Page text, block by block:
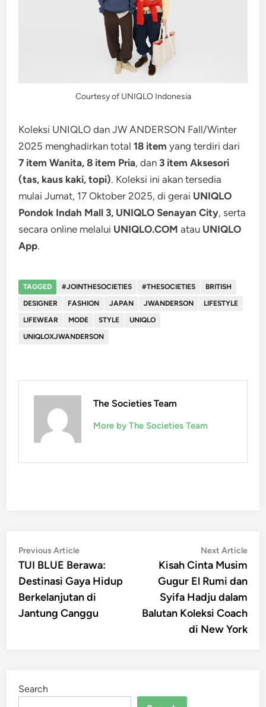
Courtesy of UNIQLO Indonesia
Koleksi UNIQLO dan JW ANDERSON Fall/Winter
2025 menghadirkan total 18 item yang terdiri dari
7 item Wanita, 8 item Pria, dan 3 item Aksesori
(tas, kaus kaki, topi). Koleksi ini akan tersedia
mulai Jumat, 17 Oktober 2025, di gerai UNIQLO
Pondok Indah Mall 3, UNIQLO Senayan City, serta
secara online melalui UNIQLO.COM atau UNIQLO
App.
TAGGED #JOINTHESOCIETIES #THESOCIETIES
BRITISH
DESIGNER
FASHION JAPAN JWANDERSON
LIFESTYLE
LIFEWEAR
MODE STYLE
UNIQLO
UNIQLOXJWANDERSON
The Societies Team
More by The Societies Team
Post
navigation
Previous ArticlePrevious
article:
TUI BLUE Berawa:
Destinasi Gaya Hidup
Berkelanjutan di
Jantung Canggu
Next Article
Kisah Cinta Musim
Gugur El Rumi dan
Syifa Hadju dalam
Balutan Koleksi Coach
di New York
Search